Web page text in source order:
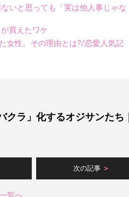
いと思っても「実は他人事じゃな
買えたワケ
女性。その理由とは?/恋愛人気記
ラ」化するオジサンたち｜
次の記事
覧へ